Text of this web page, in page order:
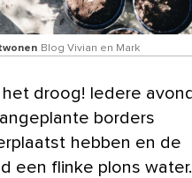
Blog Vivian en Mark
borders
hebben en de
een flinke plons water.